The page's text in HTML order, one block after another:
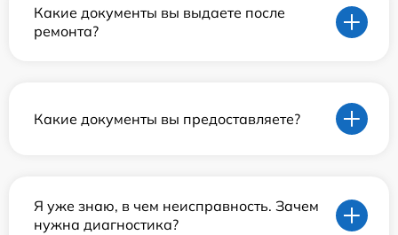
Какие документы вы выдаете после
ремонта?
Какие документы вы предоставляете?
Я уже знаю, в чем неисправность. Зачем
нужна диагностика?